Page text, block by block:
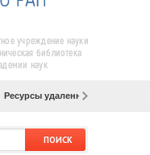
учреждение науки
библиотека
наук
Ресурсы удаленного доступа